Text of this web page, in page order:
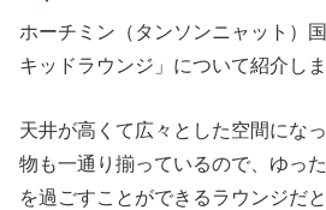
ホーチミン（タンソンニャット）
キッドラウンジ」について紹介しま
天井が高くて広々とした空間にな
物も一通り揃っているので、ゆっ
を過ごすことができるラウンジだと